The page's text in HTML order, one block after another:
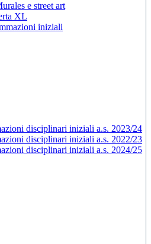
e street art
XL
iniziali
disciplinari iniziali a.s. 2023/24
disciplinari iniziali a.s. 2022/23
disciplinari iniziali a.s. 2024/25